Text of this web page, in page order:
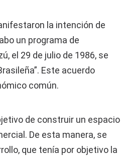
la intención de
un programa de
el 29 de julio de 1986, se
Este acuerdo
común.
de construir un espacio
De esta manera, se
que tenía por objetivo la